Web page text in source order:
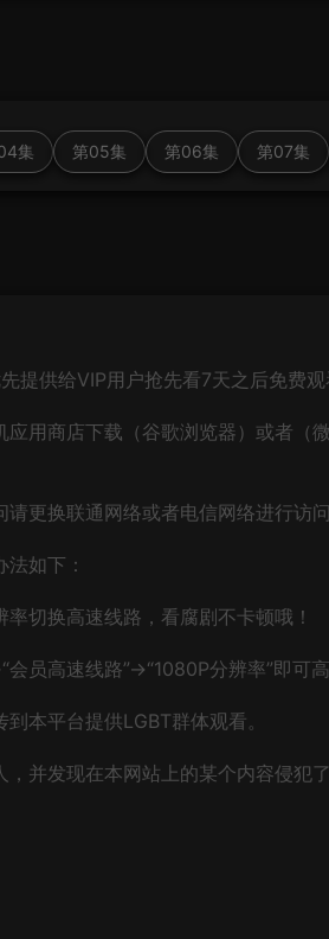
集 第05集 第06集 第07集
提供给VIP用户抢先看7天之后免费观
用商店下载（谷歌浏览器）或者
更换联通网络或者电信网络进行访问
如下：
切换高速线路，看腐剧不卡顿哦！
员高速线路”→“1080P分辨率”即可
本平台提供LGBT群体观看。
并发现在本网站上的某个内容侵犯